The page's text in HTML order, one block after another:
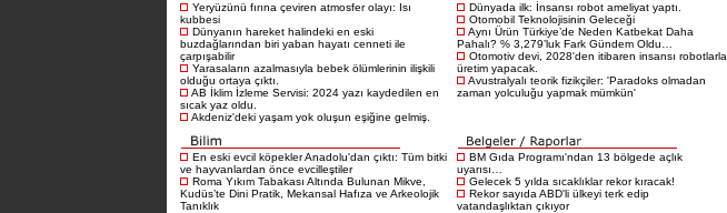
Yeryüzünü fırına çeviren atmosfer olayı: Isı
kubbesi
Dünyanın hareket halindeki en eski
buzdağlarından biri yaban hayatı cenneti ile
çarpışabilir
Yarasaların azalmasıyla bebek ölümlerinin ilişkili
olduğu ortaya çıktı.
AB İklim İzleme Servisi: 2024 yazı kaydedilen en
sıcak yaz oldu.
Akdeniz'deki yaşam yok oluşun eşiğine gelmiş.
Dünyada ilk: İnsansı robot ameliyat yaptı.
Otomobil Teknolojisinin Geleceği
Aynı Ürün Türkiye’de Neden Katbekat Daha
Pahalı? % 3,279’luk Fark Gündem Oldu…
Otomotiv devi, 2028'den itibaren insansı robotlarla
üretim yapacak.
Avustralyalı teorik fizikçiler: 'Paradoks olmadan
zaman yolculuğu yapmak mümkün'
En eski evcil köpekler Anadolu'dan çıktı: Tüm bitki
ve hayvanlardan önce evcilleştiler
Roma Yıkım Tabakası Altında Bulunan Mikve,
Kudüs’te Dini Pratik, Mekansal Hafıza ve Arkeolojik
Tanıklık
BM Gıda Programı'ndan 13 bölgede açlık
uyarısı…
Gelecek 5 yılda sıcaklıklar rekor kıracak!
Rekor sayıda ABD'li ülkeyi terk edip
vatandaşlıktan çıkıyor